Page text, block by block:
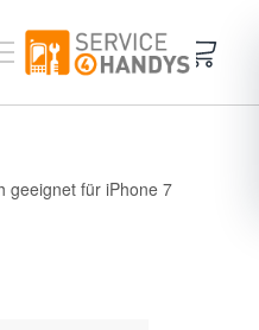
geeignet für iPhone 7